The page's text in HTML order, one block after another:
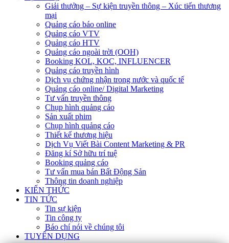
Giải thưởng – Sự kiện truyền thông – Xúc tiến thương
mại
Quảng cáo báo online
Quảng cáo VTV
Quảng cáo HTV
Quảng cáo ngoài trời (OOH)
Booking KOL, KOC, INFLUENCER
Quảng cáo truyền hình
Dịch vụ chứng nhận trong nước và quốc tế
Quảng cáo online/ Digital Marketing
Tư vấn truyền thông
Chụp hình quảng cáo
Sản xuất phim
Chụp hình quảng cáo
Thiết kế thương hiệu
Dịch Vụ Viết Bài Content Marketing & PR
Đăng kí Sở hữu trí tuệ
Booking quảng cáo
Tư vấn mua bán Bất Động Sản
Thông tin doanh nghiệp
KIẾN THỨC
TIN TỨC
Tin sự kiện
Tin công ty
Báo chí nói về chúng tôi
TUYỂN DỤNG